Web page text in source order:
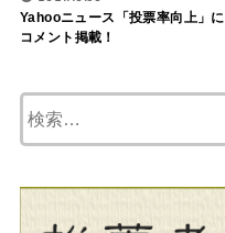
Yahooニュース「投票率向上」に
コメント掲載！